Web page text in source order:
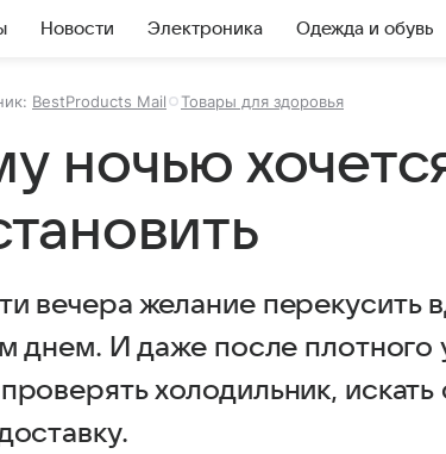
Новости Электроника Одежда и обувь
BestProducts Mail Товары для здоровья
ночью
вечера желание перекусить
днем. И даже после плотного
холодильник, искать